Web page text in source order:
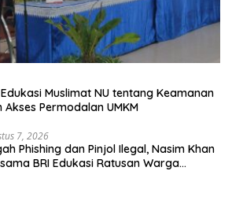
Muslimat NU tentang Keamanan
Permodalan UMKM
7, 2026
Phishing dan Pinjol Ilegal, Nasim Khan
BRI Edukasi Ratusan Warga